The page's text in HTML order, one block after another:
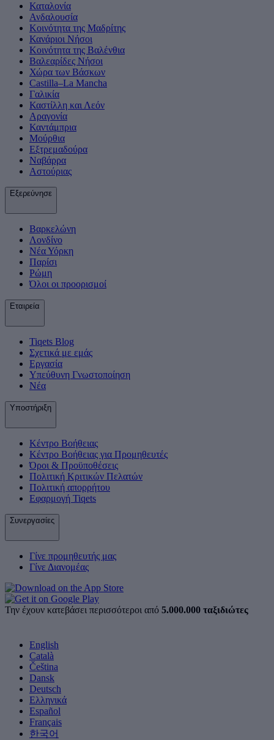
Καταλονία
Ανδαλουσία
Κοινότητα της Μαδρίτης
Κανάριοι Νήσοι
Κοινότητα της Βαλένθια
Βαλεαρίδες Νήσοι
Χώρα των Βάσκων
Castilla–La Mancha
Γαλικία
Καστίλλη και Λεόν
Αραγονία
Καντάμπρια
Μούρθια
Εξτρεμαδούρα
Ναβάρρα
Αστούριας
Εξερεύνησε
Βαρκελώνη
Λονδίνο
Νέα Υόρκη
Παρίσι
Ρώμη
Όλοι οι προορισμοί
Εταιρεία
Tiqets Βlog
Σχετικά με εμάς
Εργασία
Υπεύθυνη Γνωστοποίηση
Νέα
Υποστήριξη
Κέντρο Βοήθειας
Κέντρο Βοήθειας για Προμηθευτές
Όροι & Προϋποθέσεις
Πολιτική Κριτικών Πελατών
Πολιτική απορρήτου
Εφαρμογή Tiqets
Συνεργασίες
Γίνε προμηθευτής μας
Γίνε Διανομέας
Την έχουν κατεβάσει περισσότεροι από 5.000.000 ταξιδιώτες
English
Català
Čeština
Dansk
Deutsch
Ελληνικά
Español
Français
한국어